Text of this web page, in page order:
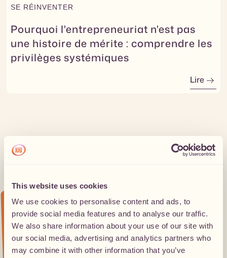
This website uses cookies
We use cookies to personalise content and ads, to
provide social media features and to analyse our traffic.
We also share information about your use of our site with
our social media, advertising and analytics partners who
may combine it with other information that you’ve
SE RÉINVENTER
Pourquoi l'entrepreneuriat n'est pas
une histoire de mérite : comprendre les
privilèges systémiques
Lire
PLUS SIMPLE ENCORE :
REÇOIS CHAQUE SEMAINE
DE QUOI NOURRIR TON